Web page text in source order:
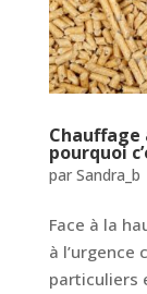
Chauffage
pourquoi
par Sandra_b
Face à la
à l’urgence
particuliers